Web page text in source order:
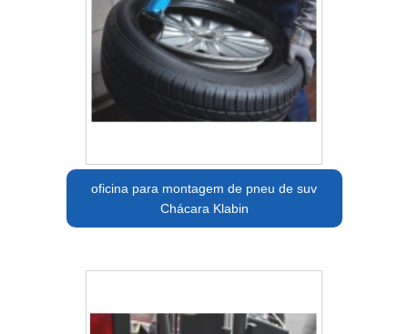
oficina para montagem de pneu de suv
Chácara Klabin